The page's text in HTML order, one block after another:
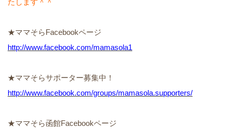
たします＾＾
★ママそらFacebookページ
http://www.facebook.com/mamasola1
★ママそらサポーター募集中！
http://www.facebook.com/groups/mamasola.supporters/
★ママそら函館Facebookページ